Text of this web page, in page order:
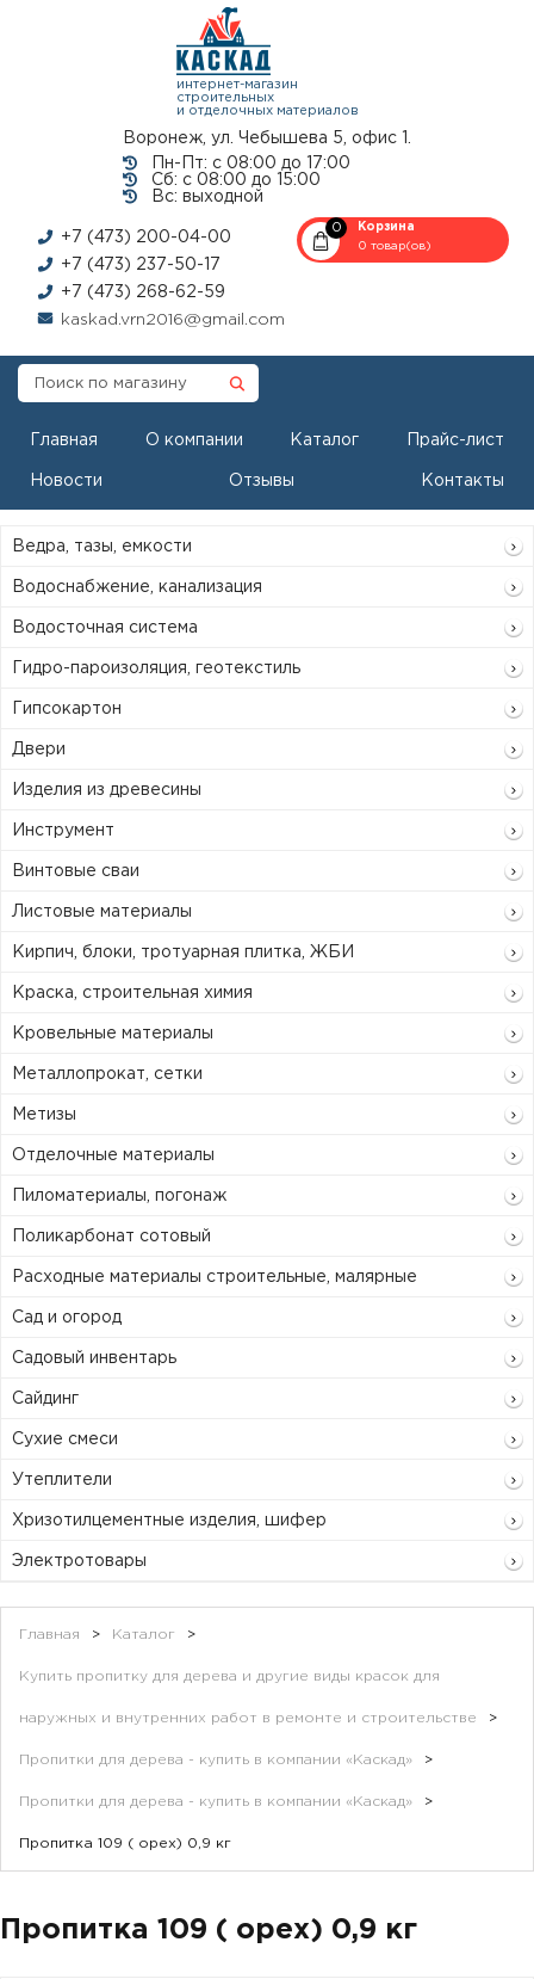
интернет-магазин
строительных
и отделочных материалов
Воронеж, ул. Чебышева 5, офис 1.
Пн-Пт: с 08:00 до 17:00
Сб: с 08:00 до 15:00
Вс: выходной
+7 (473) 200-04-00
+7 (473) 237-50-17
+7 (473) 268-62-59
kaskad.vrn2016@gmail.com
0
Корзина
0 товар(ов)
Главная О компании Каталог Прайс-лист
Новости Отзывы Контакты
Ведра, тазы, емкости
Водоснабжение, канализация
Водосточная система
Гидро-пароизоляция, геотекстиль
Гипсокартон
Двери
Изделия из древесины
Инструмент
Винтовые сваи
Листовые материалы
Кирпич, блоки, тротуарная плитка, ЖБИ
Краска, строительная химия
Кровельные материалы
Металлопрокат, сетки
Метизы
Отделочные материалы
Пиломатериалы, погонаж
Поликарбонат сотовый
Расходные материалы строительные, малярные
Сад и огород
Садовый инвентарь
Сайдинг
Сухие смеси
Утеплители
Хризотилцементные изделия, шифер
Электротовары
Главная > Каталог >
Купить пропитку для дерева и другие виды красок для
наружных и внутренних работ в ремонте и строительстве >
Пропитки для дерева - купить в компании «Каскад» >
Пропитки для дерева - купить в компании «Каскад» >
Пропитка 109 ( орех) 0,9 кг
Пропитка 109 ( орех) 0,9 кг